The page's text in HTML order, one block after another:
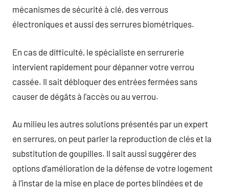
mécanismes de sécurité à clé, des verrous
électroniques et aussi des serrures biométriques.
En cas de difficulté, le spécialiste en serrurerie
intervient rapidement pour dépanner votre verrou
cassée. Il sait débloquer des entrées fermées sans
causer de dégâts à l’accès ou au verrou.
Au milieu les autres solutions présentés par un expert
en serrures, on peut parler la reproduction de clés et la
substitution de goupilles. Il sait aussi suggérer des
options d’amélioration de la défense de votre logement
à l’instar de la mise en place de portes blindées et de